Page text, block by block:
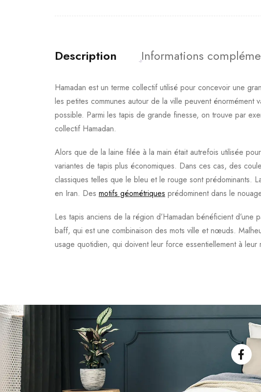
Description Informations
Hamadan est un terme collectif utilisé pour concevoir une
les petites communes autour de la ville peuvent
possible. Parmi les tapis de grande finesse, on trouve par
collectif Hamadan.
Alors que de la laine filée à la main était autrefois utilisée
variantes de tapis plus économiques. Dans ces cas, des
classiques telles que le bleu et le rouge sont prédominants.
en Iran. Des motifs géométriques prédominent dans le
Les tapis anciens de la région d’Hamadan bénéficient
baff, qui est une combinaison des mots ville et nœuds.
usage quotidien, qui doivent leur force essentiellement à leur